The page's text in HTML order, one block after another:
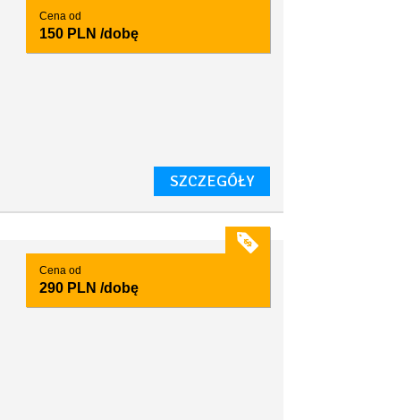
Cena od
150 PLN /dobę
SZCZEGÓŁY
Cena od
290 PLN /dobę